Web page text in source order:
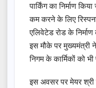
पार्किंग का निर्माण
कम करने के लिए
एलिवेटेड रोड के
इस मौके पर मुख्यमंत्री
निगम के कार्मिकों को
इस अवसर पर मेयर